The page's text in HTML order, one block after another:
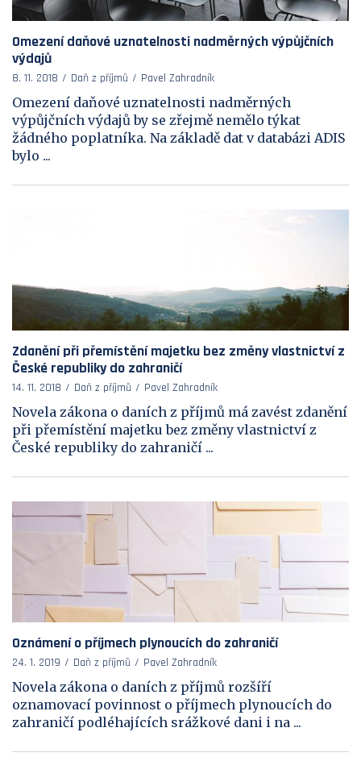
Omezení daňové uznatelnosti nadměrných výpůjčních
výdajů
8. 11. 2018 Daň z příjmů Pavel Zahradník
Omezení daňové uznatelnosti nadměrných
výpůjčních výdajů by se zřejmě nemělo týkat
žádného poplatníka. Na základě dat v databázi ADIS
bylo ...
Zdanění při přemístění majetku bez změny vlastnictví z
České republiky do zahraničí
14. 11. 2018 Daň z příjmů Pavel Zahradník
Novela zákona o daních z příjmů má zavést zdanění
při přemístění majetku bez změny vlastnictví z
České republiky do zahraničí ...
Oznámení o příjmech plynoucích do zahraničí
24. 1. 2019 Daň z příjmů Pavel Zahradník
Novela zákona o daních z příjmů rozšíří
oznamovací povinnost o příjmech plynoucích do
zahraničí podléhajících srážkové dani i na ...